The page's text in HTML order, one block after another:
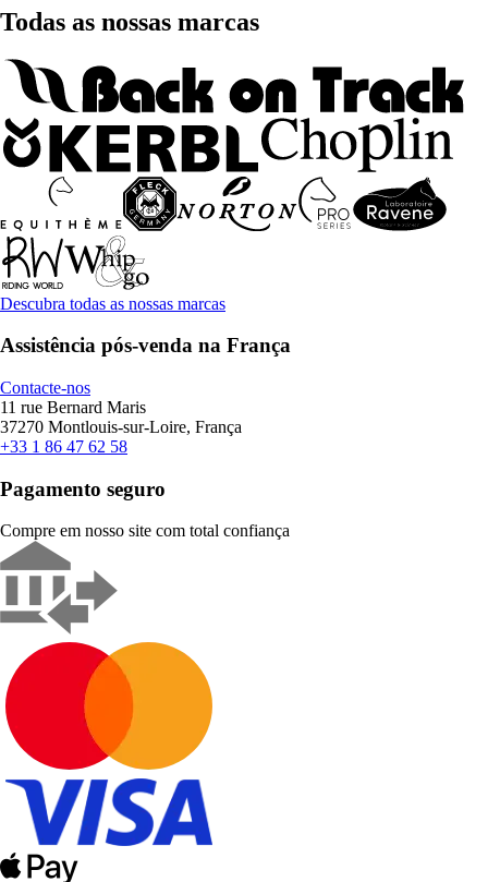
Todas as nossas marcas
Descubra todas as nossas marcas
Assistência pós-venda na França
Contacte-nos
11 rue Bernard Maris
37270 Montlouis-sur-Loire, França
+33 1 86 47 62 58
Pagamento seguro
Compre em nosso site com total confiança